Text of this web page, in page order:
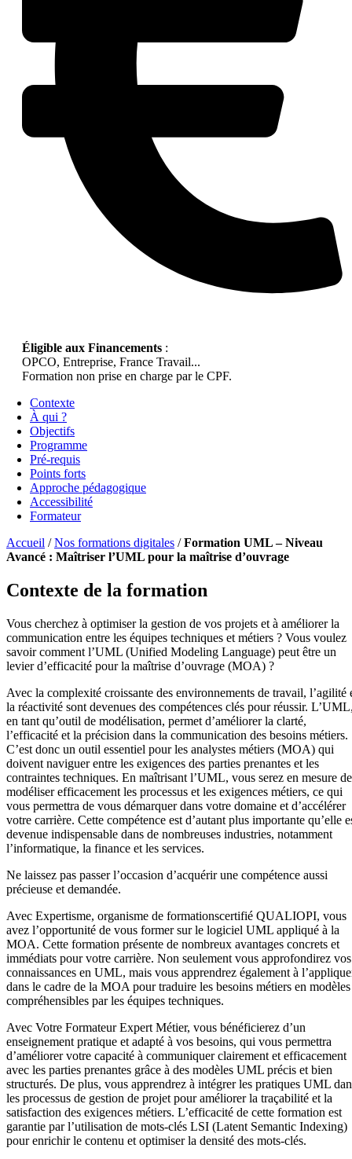
Éligible aux Financements :
OPCO, Entreprise, France Travail...
Formation non prise en charge par le CPF.
Contexte
À qui ?
Objectifs
Programme
Pré-requis
Points forts
Approche pédagogique
Accessibilité
Formateur
Accueil /Nos formations digitales /Formation UML – Niveau
Avancé : Maîtriser l’UML pour la maîtrise d’ouvrage
Contexte de la formation
Vous cherchez à optimiser la gestion de vos projets et à améliorer la
communication entre les équipes techniques et métiers ? Vous voulez
savoir comment l’UML (Unified Modeling Language) peut être un
levier d’efficacité pour la maîtrise d’ouvrage (MOA) ?
Avec la complexité croissante des environnements de travail, l’agilité
la réactivité sont devenues des compétences clés pour réussir.
en tant qu’outil de modélisation, permet d’améliorer la clarté,
l’efficacité et la précision dans la communication des besoins métiers.
C’est donc un outil essentiel pour les analystes métiers (MOA) qui
doivent naviguer entre les exigences des parties prenantes et les
contraintes techniques. En maîtrisant l’UML, vous serez en mesure de
modéliser efficacement les processus et les exigences métiers, ce qui
vous permettra de vous démarquer dans votre domaine et d’accélérer
votre carrière. Cette compétence est d’autant plus importante qu’elle
devenue indispensable dans de nombreuses industries, notamment
l’informatique, la finance et les services.
Ne laissez pas passer l’occasion d’acquérir une compétence aussi
précieuse et demandée.
Avec Expertisme, organisme de formationscertifié QUALIOPI, vous
avez l’opportunité de vous former sur le logiciel UML appliqué à la
MOA. Cette formation présente de nombreux avantages concrets et
immédiats pour votre carrière. Non seulement vous approfondirez vos
connaissances en UML, mais vous apprendrez également à
dans le cadre de la MOA pour traduire les besoins métiers en modèles
compréhensibles par les équipes techniques.
Avec Votre Formateur Expert Métier, vous bénéficierez d’un
enseignement pratique et adapté à vos besoins, qui vous permettra
d’améliorer votre capacité à communiquer clairement et efficacement
avec les parties prenantes grâce à des modèles UML précis et bien
structurés. De plus, vous apprendrez à intégrer les pratiques UML
les processus de gestion de projet pour améliorer la traçabilité et la
satisfaction des exigences métiers. L’efficacité de cette formation est
garantie par l’utilisation de mots-clés LSI (Latent Semantic Indexing)
pour enrichir le contenu et optimiser la densité des mots-clés.